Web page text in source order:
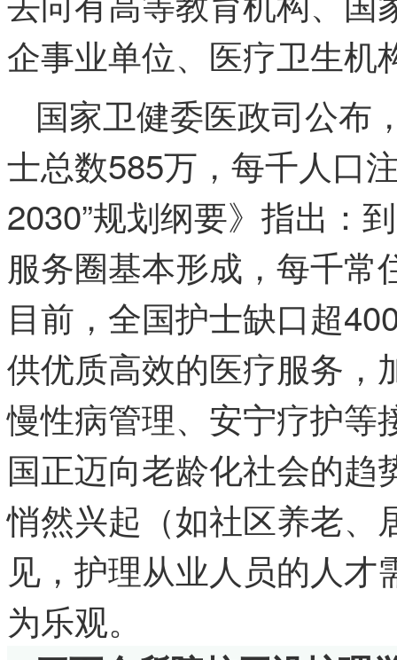
企事业单位、医疗卫生机
国家卫健委医政司公布
士总数585万，每千人口
2030”规划纲要》指出：
服务圈基本形成，每千
目前，全国护士缺口超
供优质高效的医疗服务，
慢性病管理、安宁疗护等
国正迈向老龄化社会的
悄然兴起（如社区养老、
见，护理从业人员的人
为乐观。